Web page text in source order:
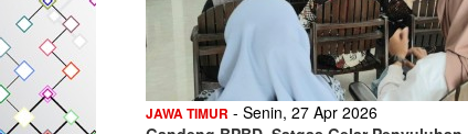
JAWA TIMUR - Senin, 27 Apr 2026